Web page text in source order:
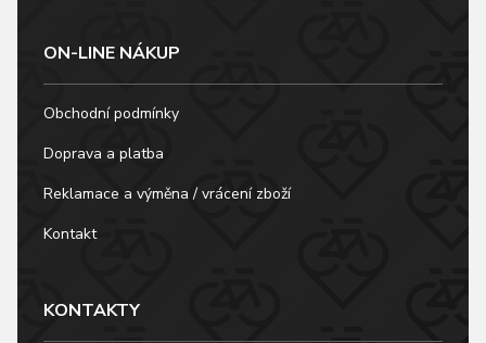
ON-LINE NÁKUP
Obchodní podmínky
Doprava a platba
Reklamace a výměna / vrácení zboží
Kontakt
KONTAKTY